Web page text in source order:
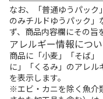
なお、「普通ゆうパッ
のみチルドゆうパック
ず、商品内容欄にその旨
アレルギー情報につ
商品に「小麦」「そば
に」「くるみ」のアレ
を表示します。
※エビ・カニを除く魚介